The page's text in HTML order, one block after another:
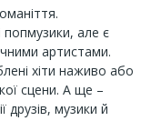
попмузики, але є
артистами.
хіти наживо або
сцени. А ще –
друзів, музики й